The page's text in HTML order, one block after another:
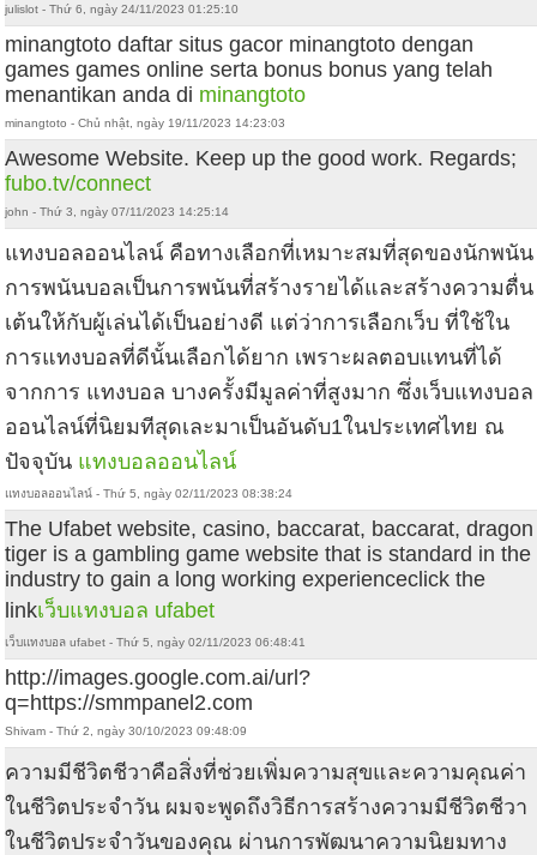
julislot - Thứ 6, ngày 24/11/2023 01:25:10
minangtoto daftar situs gacor minangtoto dengan
games games online serta bonus bonus yang telah
menantikan anda di minangtoto
minangtoto - Chủ nhật, ngày 19/11/2023 14:23:03
Awesome Website. Keep up the good work. Regards;
fubo.tv/connect
john - Thứ 3, ngày 07/11/2023 14:25:14
แทงบอลออนไลน์ คือทางเลือกที่เหมาะสมที่สุดของนักพนัน
การพนันบอลเป็นการพนันที่สร้างรายได้และสร้างความตื่น
เต้นให้กับผู้เล่นได้เป็นอย่างดี แต่ว่าการเลือกเว็บ ที่ใช้ใน
การแทงบอลที่ดีนั้นเลือกได้ยาก เพราะผลตอบแทนที่ได้
จากการ แทงบอล บางครั้งมีมูลค่าที่สูงมาก ซึ่งเว็บแทงบอล
ออนไลน์ที่นิยมทีสุดเละมาเป็นอันดับ1ในประเทศไทย ณ
ปัจจุบัน แทงบอลออนไลน์
แทงบอลออนไลน์ - Thứ 5, ngày 02/11/2023 08:38:24
The Ufabet website, casino, baccarat, baccarat, dragon
tiger is a gambling game website that is standard in the
industry to gain a long working experienceclick the
linkเว็บแทงบอล ufabet
เว็บแทงบอล ufabet - Thứ 5, ngày 02/11/2023 06:48:41
http://images.google.com.ai/url?
q=https://smmpanel2.com
Shivam - Thứ 2, ngày 30/10/2023 09:48:09
ความมีชีวิตชีวาคือสิ่งที่ช่วยเพิ่มความสุขและความคุณค่า
ในชีวิตประจำวัน ผมจะพูดถึงวิธีการสร้างความมีชีวิตชีวา
ในชีวิตประจำวันของคุณ ผ่านการพัฒนาความนิยมทาง